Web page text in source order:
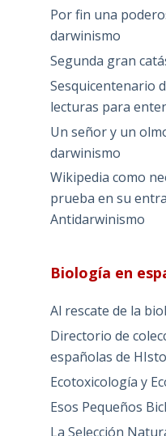
Por fin una
darwinismo
Segunda gran
Sesquicentenario
lecturas para
Un señor y un
darwinismo
Wikipedia como
prueba en su
Antidarwinismo
Biología en
Al rescate de la
Directorio de
españolas de
Ecotoxicología y
Esos Pequeños
La Selección